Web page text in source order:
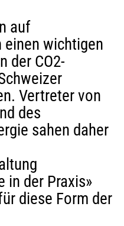
auf
einen wichtigen
der CO2-
Vertreter von
des
sahen daher
in der Praxis»
diese Form der